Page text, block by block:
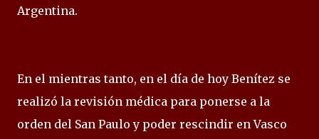
Argentina.
En el mientras tanto, en el día de hoy Benítez se
realizó la revisión médica para ponerse a la
orden del San Paulo y poder rescindir en Vasco